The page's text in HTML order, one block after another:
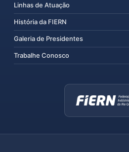
Linhas de Atuação
História da FIERN
Galeria de Presidentes
Trabalhe Conosco